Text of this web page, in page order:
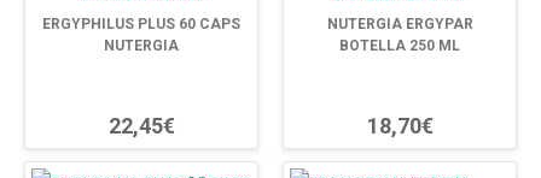
ERGYPHILUS PLUS 60 CAPS
NUTERGIA
22,45€
NUTERGIA ERGYPAR
BOTELLA 250 ML
18,70€